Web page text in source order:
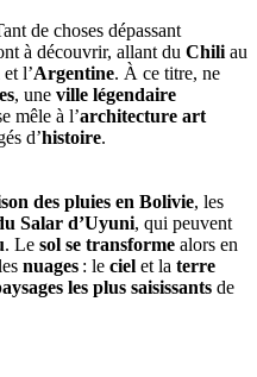
de choses dépassant
à découvrir, allant du Chili au
et l’Argentine. À ce titre, ne
, une ville légendaire
mêle à l’architecture art
d’histoire.
des pluies en Bolivie, les
Salar d’Uyuni, qui peuvent
. Le sol se transforme alors en
nuages : le ciel et la terre
les plus saisissants de